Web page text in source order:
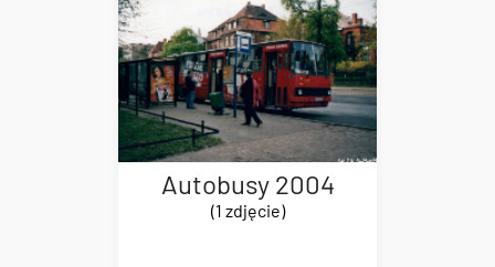
Autobusy 2004
(1 zdjęcie)